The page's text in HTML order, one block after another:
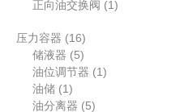
品个
个
品
正向油交换阀 1 1
压力容器 161
6
个
品
储液器 55
个
品
油位调节器 1 1
油储 1 1
个
油分离器 55